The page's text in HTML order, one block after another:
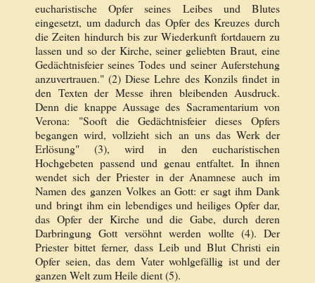
eucharistische Opfer seines Leibes und Blutes
eingesetzt, um dadurch das Opfer des Kreuzes durch
die Zeiten hindurch bis zur Wiederkunft fortdauern zu
lassen und so der Kirche, seiner geliebten Braut, eine
Gedächtnisfeier seines Todes und seiner Auferstehung
anzuvertrauen." (2) Diese Lehre des Konzils findet in
den Texten der Messe ihren bleibenden Ausdruck.
Denn die knappe Aussage des Sacramentarium von
Verona: "Sooft die Gedächtnisfeier dieses Opfers
begangen wird, vollzieht sich an uns das Werk der
Erlösung" (3), wird in den eucharistischen
Hochgebeten passend und genau entfaltet. In ihnen
wendet sich der Priester in der Anamnese auch im
Namen des ganzen Volkes an Gott: er sagt ihm Dank
und bringt ihm ein lebendiges und heiliges Opfer dar,
das Opfer der Kirche und die Gabe, durch deren
Darbringung Gott versöhnt werden wollte (4). Der
Priester bittet ferner, dass Leib und Blut Christi ein
Opfer seien, das dem Vater wohlgefällig ist und der
ganzen Welt zum Heile dient (5).